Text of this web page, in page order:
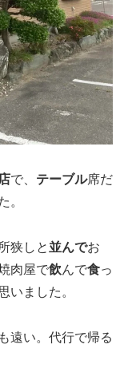
で、 テーブル席だ
狭しと並んでお
肉屋で飲んで食っ
ました。
遠い。代行で帰る